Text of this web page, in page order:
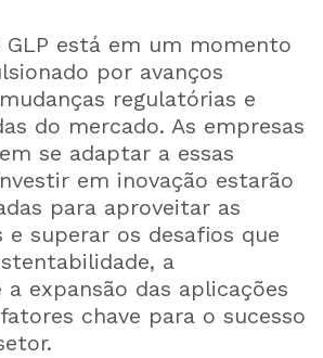
GLP está em um momento
por avanços
regulatórias e
do mercado. As empresas
se adaptar a essas
em inovação estarão
para aproveitar as
e superar os desafios que
a
expansão das aplicações
chave para o sucesso